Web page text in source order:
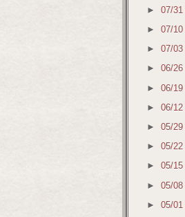
►07/
►07/
►07/
►06/
►06/
►06/
►05/
►05/
►05/
►05/
►05/